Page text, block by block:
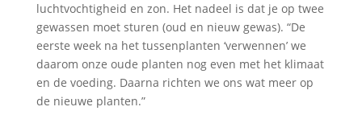
luchtvochtigheid en zon. Het nadeel is dat je op twee
gewassen moet sturen (oud en nieuw gewas). “De
eerste week na het tussenplanten ‘verwennen’ we
daarom onze oude planten nog even met het klimaat
en de voeding. Daarna richten we ons wat meer op
de nieuwe planten.”